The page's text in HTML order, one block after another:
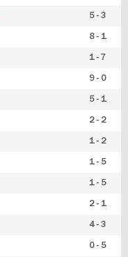
5 - 3
8 - 1
1 - 7
9 - 0
5 - 1
2 - 2
1 - 2
1 - 5
1 - 5
2 - 1
4 - 3
0 - 5